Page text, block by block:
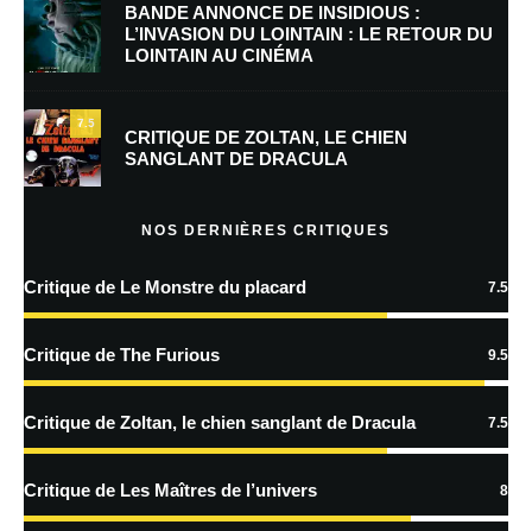
Enregistrer mon nom, mon e-mail et mon site dans le navigateur pour
mon prochain commentaire.
Prévenez-moi de tous les nouveaux commentaires par e-mail.
Prévenez-moi de tous les nouveaux articles par e-mail.
En savoir
traitées
BANDE ANNONCE DE INSIDIOUS :
L’INVASION DU LOINTAIN : LE RETOUR DU
LOINTAIN AU CINÉMA
7.5
CRITIQUE DE ZOLTAN, LE CHIEN
SANGLANT DE DRACULA
NOS DERNIÈRES CRITIQUES
Critique de Le Monstre du placard 7.5
Critique de The Furious 9.5
Critique de Zoltan, le chien sanglant de Dracula 7.5
Critique de Les Maîtres de l’univers 8